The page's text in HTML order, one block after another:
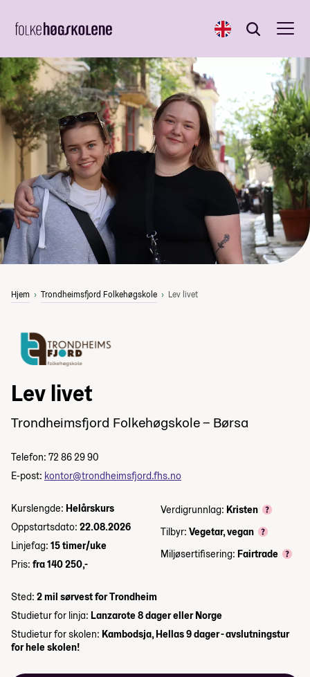
English Søk
Søk
Hjem Trondheimsfjord Folkehøgskole Lev livet
Lev livet
Trondheimsfjord Folkehøgskole – Børsa
Telefon: 72 86 29 90
E-post: kontor@trondheimsfjord.fhs.no
Kurslengde: Helårskurs
Oppstartsdato: 22.08.2026
Linjefag: 15 timer/uke
Pris: fra 140 250,-
Verdigrunnlag: Kristen
Tilbyr: Vegetar, vegan
Miljøsertifisering: Fairtrade
Sted: 2 mil sørvest for Trondheim
Studietur for linja: Lanzarote 8 dager eller Norge
Studietur for skolen: Kambodsja, Hellas 9 dager - avslutningstur
for hele skolen!